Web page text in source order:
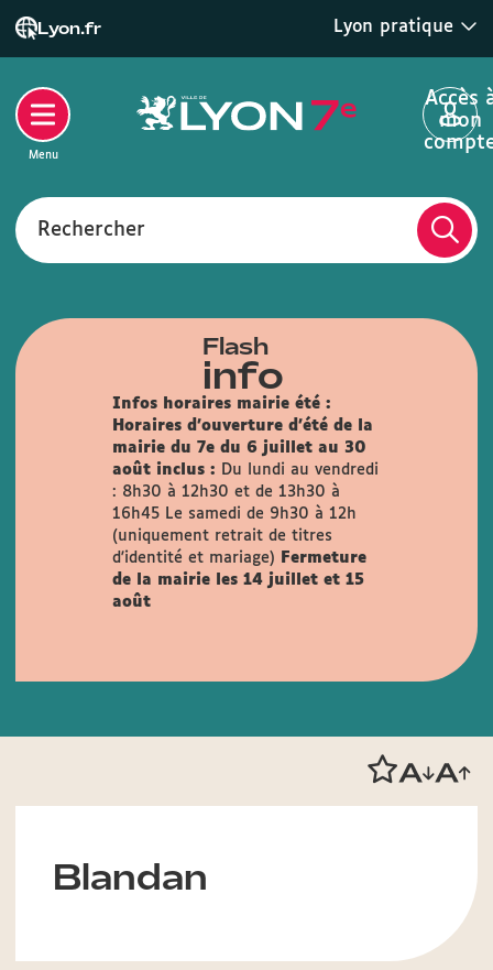
Lyon.fr Lyon pratique
Rechercher
Accès
mon
Menu
Flash
info
Infos horaires mairie été :
Horaires d'ouverture d'été de la
mairie du 7e du 6 juillet au 30
août inclus :
Du lundi au vendredi
: 8h30 à 12h30 et de 13h30 à
16h45
Le samedi de 9h30 à 12h
(uniquement retrait de titres
d'identité et mariage)
Fermeture
de la mairie les 14 juillet et 15
août
Blandan